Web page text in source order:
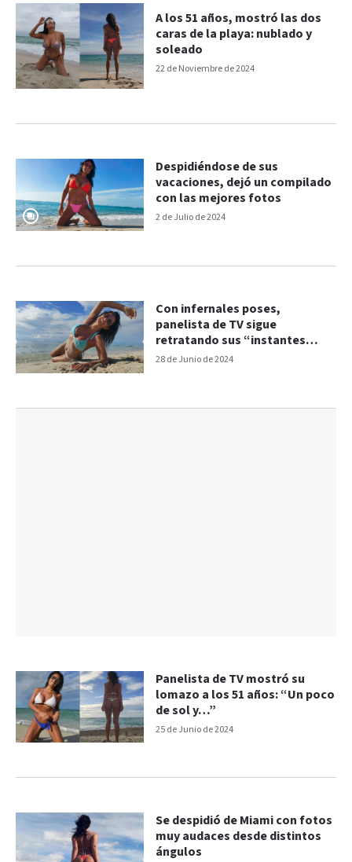
22 de Noviembre de 2024
A los 51 años, mostró las dos
caras de la playa: nublado y
soleado
2 de Julio de 2024
Despidiéndose de sus
vacaciones, dejó un compilado
con las mejores fotos
28 de Junio de 2024
Con infernales poses,
panelista de TV sigue
retratando sus “instantes
eternos”
25 de Junio de 2024
Panelista de TV mostró su
lomazo a los 51 años: “Un poco
de sol y…”
Se despidió de Miami con fotos
muy audaces desde distintos
ángulos